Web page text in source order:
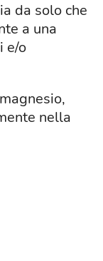
da solo che
a una
e/o
nella